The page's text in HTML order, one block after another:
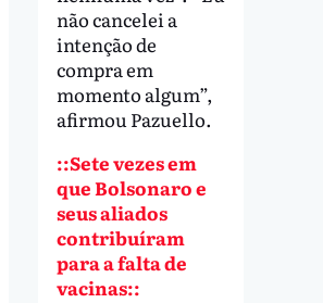
não cancelei a
intenção de
compra em
momento algum”,
afirmou Pazuello.
::Sete vezes em
que Bolsonaro e
seus aliados
contribuíram
para a falta de
vacinas::